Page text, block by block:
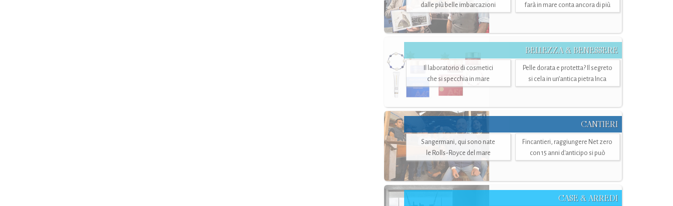
dalle più belle imbarcazioni
farà in mare conta ancora di più
BELLEZZA & BENESSERE
Il laboratorio di cosmetici
che si specchia in mare
Pelle dorata e protetta? Il segreto
si cela in un’antica pietra Inca
CANTIERI
Sangermani, qui sono nate
le Rolls-Royce del mare
Fincantieri, raggiungere Net zero
con 15 anni d'anticipo si può
CASE & ARREDI